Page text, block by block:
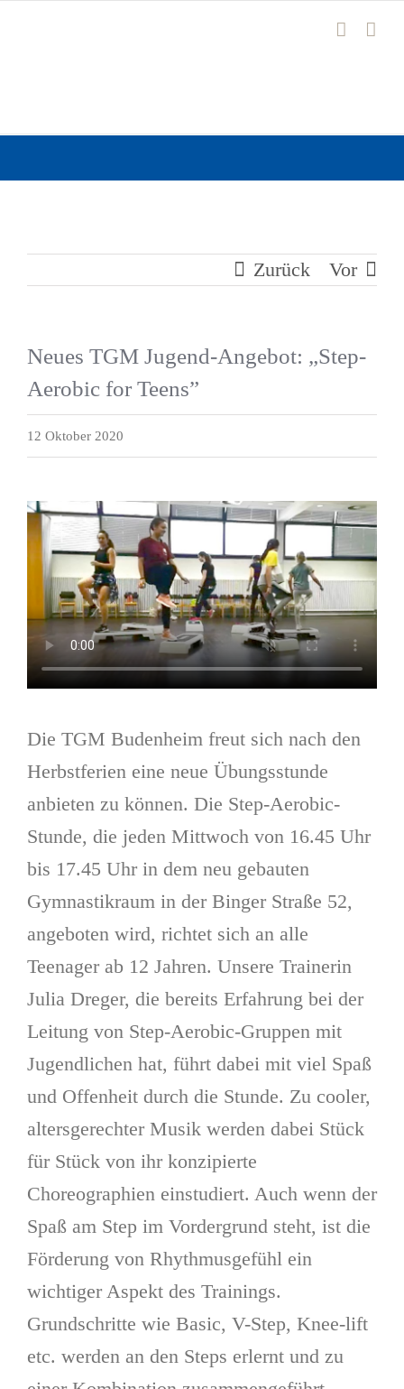
Zurück Vor
Neues TGM Jugend-Angebot: „Step-
Aerobic for Teens”
12 Oktober 2020
Die TGM Budenheim freut sich nach den
Herbstferien eine neue Übungsstunde
anbieten zu können. Die Step-Aerobic-
Stunde, die jeden Mittwoch von 16.45 Uhr
bis 17.45 Uhr in dem neu gebauten
Gymnastikraum in der Binger Straße 52,
angeboten wird, richtet sich an alle
Teenager ab 12 Jahren. Unsere Trainerin
Julia Dreger, die bereits Erfahrung bei der
Leitung von Step-Aerobic-Gruppen mit
Jugendlichen hat, führt dabei mit viel Spaß
und Offenheit durch die Stunde. Zu cooler,
altersgerechter Musik werden dabei Stück
für Stück von ihr konzipierte
Choreographien einstudiert. Auch wenn der
Spaß am Step im Vordergrund steht, ist die
Förderung von Rhythmusgefühl ein
wichtiger Aspekt des Trainings.
Grundschritte wie Basic, V-Step, Knee-lift
etc. werden an den Steps erlernt und zu